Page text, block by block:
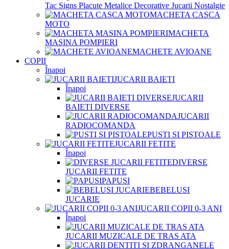
Tac Signs Placute Metalice Decorative Jucarii Nostalgie
MACHETA CASCA
MOTO
MACHETA
MASINA POMPIERI
MACHETE AVIOANE
COPII
Înapoi
JUCARII BAIETI
Înapoi
JUCARII
BAIETI DIVERSE
JUCARII
RADIOCOMANDA
PUSTI SI PISTOALE
JUCARII FETITE
Înapoi
DIVERSE
JUCARII FETITE
PAPUSI
BEBELUSI
JUCARIE
JUCARII COPII 0-3 ANI
Înapoi
JUCARII MUZICALE DE TRAS ATA